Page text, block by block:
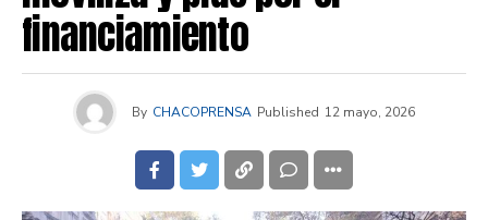
financiamiento
By CHACOPRENSA Published 12 mayo, 2026